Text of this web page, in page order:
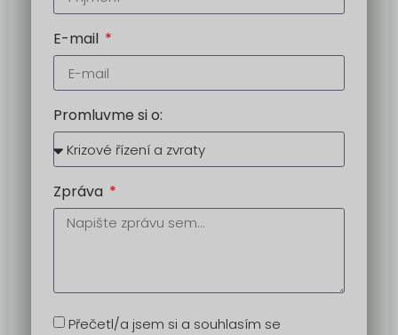
E-mail
Promluvme si o:
Zpráva
Přečetl/a jsem si a souhlasím se